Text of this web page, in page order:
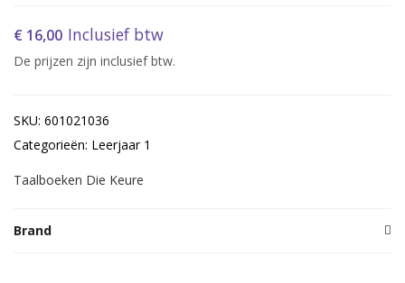
Onthoud mij
€ 16,00 Inclusief btw
De prijzen zijn inclusief btw.
SKU: 601021036
Categorieën: Leerjaar 1
Taalboeken Die Keure
Brand